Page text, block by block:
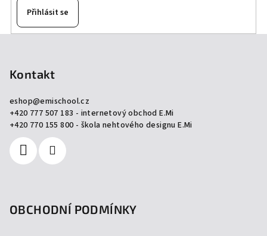
Přihlásit se
Kontakt
eshop@emischool.cz
+420 777 507 183 - internetový obchod E.Mi
+420 770 155 800 - škola nehtového designu E.Mi
OBCHODNÍ PODMÍNKY